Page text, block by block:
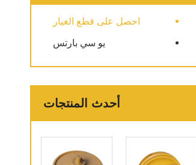
احصل على قطع الغيار
يو سي بارتس
أحدث المنتجات